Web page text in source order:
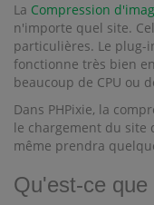
La Compression
n'importe quel site.
particulières. Le plug-
fonctionne très bien
beaucoup de CPU ou
Dans PHPixie, la
le chargement du site
même prendra
Qu'est-ce